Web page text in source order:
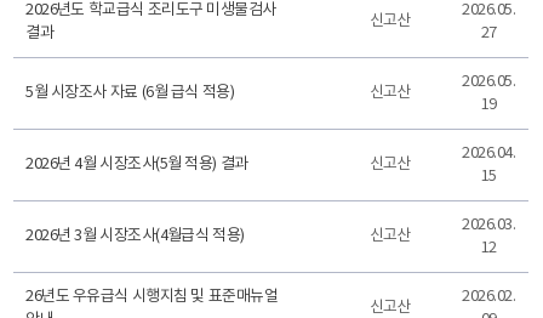
2026년도 학교급식 조리도구 미생물검사
결과
신고산
2026.05.
27
5월 시장조사 자료 (6월 급식 적용) 신고산
2026.05.
19
2026년 4월 시장조사(5월 적용) 결과 신고산
2026.04.
15
2026년 3월 시장조사(4월급식 적용) 신고산
2026.03.
12
26년도 우유급식 시행지침 및 표준매뉴얼
신고산
2026.02.